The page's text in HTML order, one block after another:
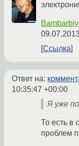
Ссылка
Ответ на:
10:35:47 +00:00
Я уже
То есть в
проблем